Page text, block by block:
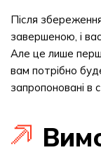
Після
завершеною, і
Але це лише
вам потрібно
запропоновані в